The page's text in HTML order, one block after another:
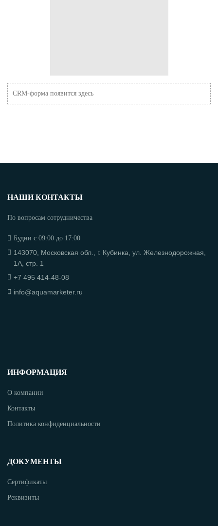
CRM-форма появится здесь
НАШИ КОНТАКТЫ
По вопросам сотрудничества
Будни с 09:00 до 17:00
143070, Московская обл., г. Кубинка, ул. Железнодорожная,
1А, стр. 1
+7 495 414-48-08
info@aquamarketer.ru
ИНФОРМАЦИЯ
О компании
Контакты
Политика конфиденциальности
ДОКУМЕНТЫ
Сертификаты
Реквизиты